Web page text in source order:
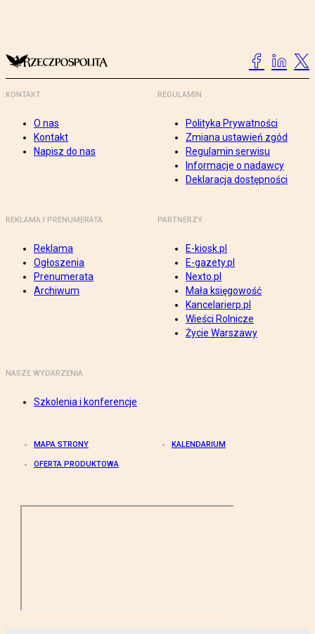
KONTAKT
O nas
Kontakt
Napisz do nas
REGULAMIN
Polityka Prywatności
Zmiana ustawień zgód
Regulamin serwisu
Informacje o nadawcy
Deklaracja dostępności
REKLAMA I PRENUMERATA
Reklama
Ogłoszenia
Prenumerata
Archiwum
PARTNERZY
E-kiosk.pl
E-gazety.pl
Nexto.pl
Mała księgowość
Kancelarierp.pl
Wieści Rolnicze
Życie Warszawy
NASZE WYDARZENIA
Szkolenia i konferencje
MAPA STRONY KALENDARIUM
OFERTA PRODUKTOWA